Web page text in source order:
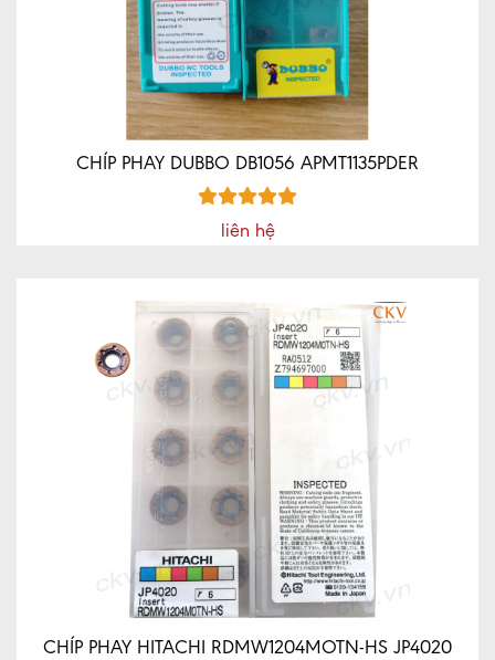
CHÍP PHAY DUBBO DB1056 APMT1135PDER
liên hệ
CHÍP PHAY HITACHI RDMW1204MOTN-HS JP4020